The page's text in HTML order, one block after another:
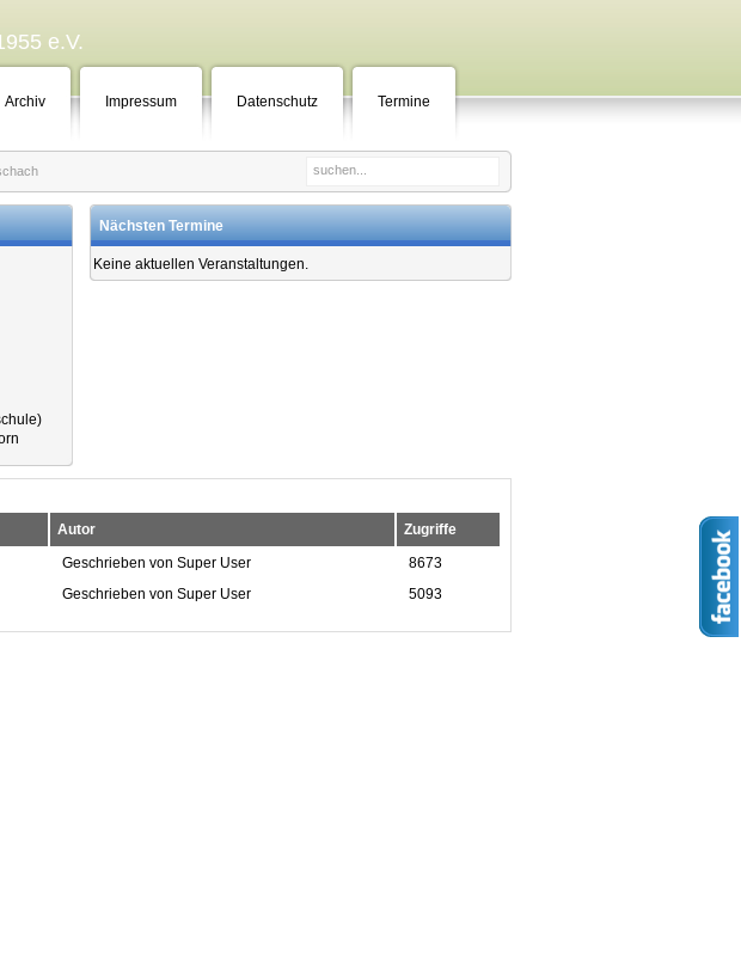
e.V.
Archiv Impressum Datenschutz Termine
Nächsten Termine
Keine aktuellen Veranstaltungen.
Autor
Zugriffe
Geschrieben von Super User
8673
Geschrieben von Super User 5093